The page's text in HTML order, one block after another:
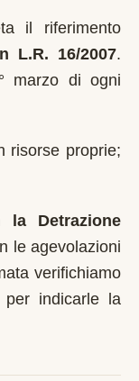
il riferimento
L.R. 16/2007.
marzo di ogni
risorse proprie;
la Detrazione
le agevolazioni
verifichiamo
per indicarle la